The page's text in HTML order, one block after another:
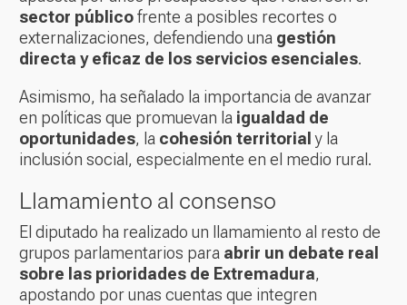
sector públicofrente a posibles recortes o
externalizaciones, defendiendo una gestión
directa y eficaz de los servicios esenciales.
Asimismo, ha señalado la importancia de avanzar
en políticas que promuevan la igualdad de
oportunidades, la cohesión territorial y la
inclusión social, especialmente en el medio rural.
Llamamiento al consenso
El diputado ha realizado un llamamiento al resto de
grupos parlamentarios para abrir un debate real
sobre las prioridades de Extremadura,
apostando por unas cuentas que integren